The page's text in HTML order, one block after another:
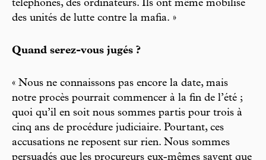
téléphones, des ordinateurs. Ils ont même mobilisé
des unités de lutte contre la mafia. »
Quand serez-vous jugés ?
« Nous ne connaissons pas encore la date, mais
notre procès pourrait commencer à la fin de l’été ;
quoi qu’il en soit nous sommes partis pour trois à
cinq ans de procédure judiciaire. Pourtant, ces
accusations ne reposent sur rien. Nous sommes
persuadés que les procureurs eux-mêmes savent que